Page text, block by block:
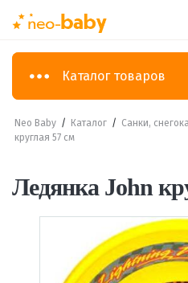
Каталог товаров
Neo Baby / Каталог / Санки,
круглая 57 см
Ледянка John